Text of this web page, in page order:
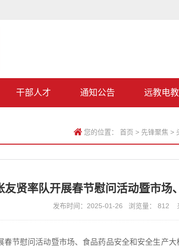
干部人才 通知公告 远教电教
您的位置： 首页 > 先锋聚焦 >
友贤率队开展春节慰问活动暨市场
发布时间：2025-01-26 浏览量： 812
春节慰问活动暨市场、食品药品安全和安全生产